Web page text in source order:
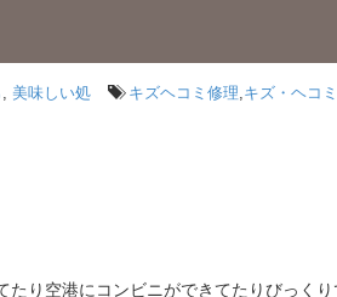
, 美味しい処 キズヘコミ修理,キズ・ヘコミ
たり空港にコンビニができてたりびっく